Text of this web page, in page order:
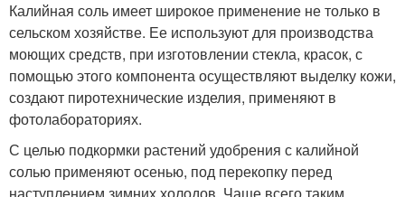
Калийная соль имеет широкое применение не только в
сельском хозяйстве. Ее используют для производства
моющих средств, при изготовлении стекла, красок, с
помощью этого компонента осуществляют выделку кожи,
создают пиротехнические изделия, применяют в
фотолабораториях.
С целью подкормки растений удобрения с калийной
солью применяют осенью, под перекопку перед
наступлением зимних холодов. Чаще всего таким